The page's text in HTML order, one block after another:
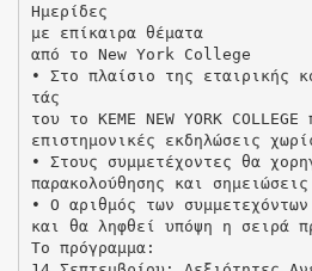
Ημερίδες
με επίκαιρα θέματα
από το New York College
• Στο πλαίσιο της εταιρικής
τάς
του το ΚΕΜΕ NEW YORK
επιστημονικές εκδηλώσεις
• Στους συμμετέχοντες θα
παρακολούθησης και σημειώσεις
• Ο αριθμός των
και θα ληφθεί υπόψη η σειρά
Το πρόγραμμα: